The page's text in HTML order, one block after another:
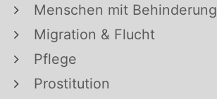
Menschen mit Behinderung
Migration & Flucht
Pflege
Prostitution